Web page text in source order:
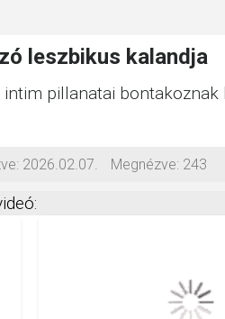
leszbikus kalandja
pillanatai bontakoznak
2026.02.07. Megnézve: 243